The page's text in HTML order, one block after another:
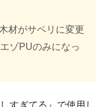
材がサペリに変更
ゾPUのみになっ
すぎてる』で使用し